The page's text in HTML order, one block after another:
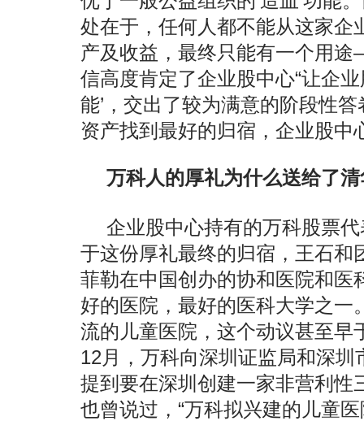
处在于，任何人都不能从这家企
产及收益，最终只能有一个用
信高度肯定了企业股中心“让企
能’，交出了较为满意的阶段性
资产找到最好的归宿，企业股中
万科人的厚礼为什么送给了
企业股中心持有的万科股票
于这份厚礼最终的归宿，王石和
菲勒在中国创办的协和医院和
好的医院，最好的医科大学之一
流的儿童医院，这个动议甚至早
12月，万科向深圳证监局和深
提到要在深圳创建一家非营利性
也曾说过，“万科拟兴建的儿童